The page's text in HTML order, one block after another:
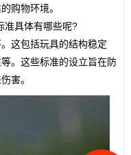
购物环境。
具体有哪些呢?
这包括玩具的结构稳定
。这些标准的设立旨在防
害。